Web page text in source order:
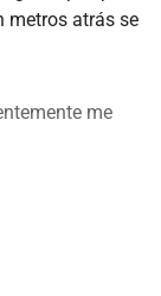
metros atrás se
me